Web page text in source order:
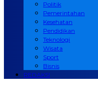
Politik
Pemerintahan
Kesehatan
Pendidikan
Teknologi
Wisata
Sport
Bisnis
REDAKSI